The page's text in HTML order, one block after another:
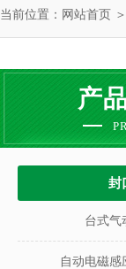
当前位置： 网站首页 ＞
产
封
台式气
自动电磁感